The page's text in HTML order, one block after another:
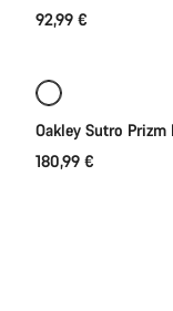
92,99 €
Oakley Sutro Prizm
180,99 €